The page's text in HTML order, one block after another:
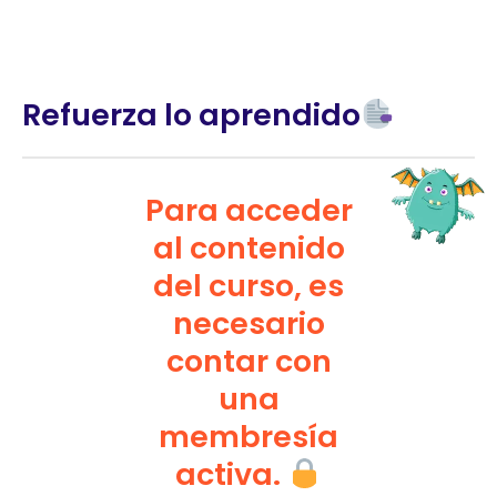
Refuerza lo aprendido
Para acceder
al contenido
del curso, es
necesario
contar con
una
membresía
activa.